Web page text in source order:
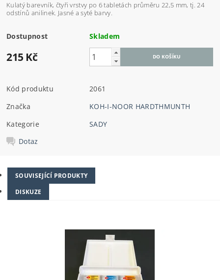
Kulatý barevník, čtyři vrstvy po 6 tabletách průměru 22,5 mm, tj. 24
odstínů anilinek. Jasné a syté barvy.
Dostupnost Skladem
215 Kč
Kód produktu
2061
Značka
KOH-I-NOOR HARDTHMUNTH
Kategorie
SADY
Dotaz
SOUVISEJÍCÍ PRODUKTY
DISKUZE